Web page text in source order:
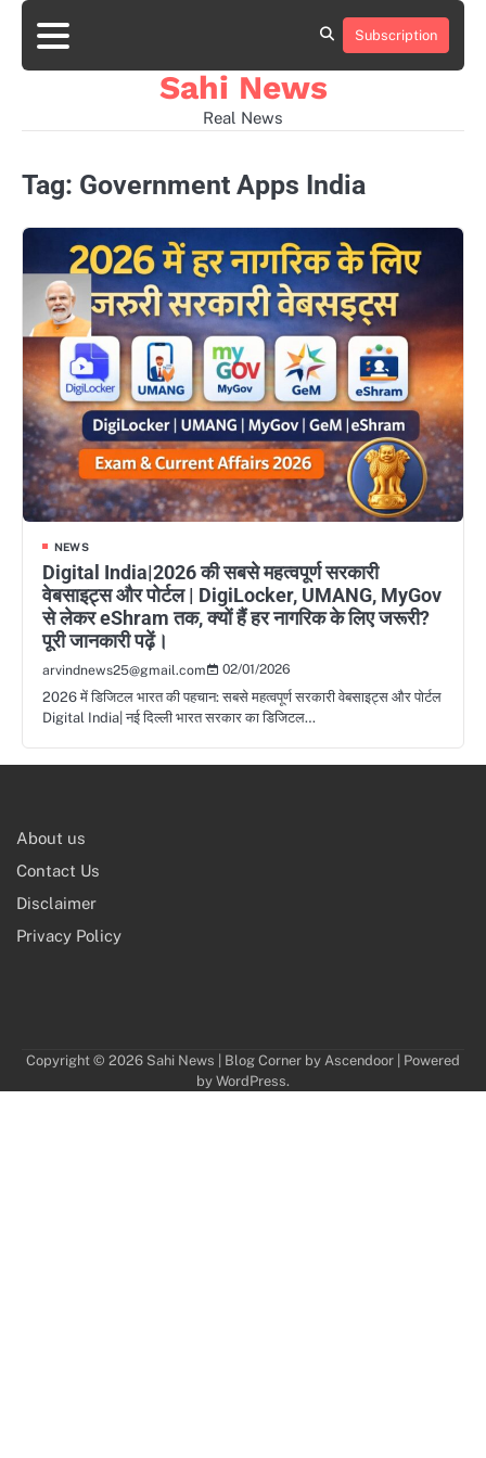
Skip
content
Home
news
viral
sports
desi
Subscription
Sahi News
Real News
Tag: Government Apps India
NEWS
Digital India|2026 की सबसे महत्वपूर्ण सरकारी
वेबसाइट्स और पोर्टल | DigiLocker, UMANG, MyGov
से लेकर eShram तक, क्यों हैं हर नागरिक के लिए जरूरी?
पूरी जानकारी पढ़ें।
arvindnews25@gmail.com
02/01/2026
2026 में डिजिटल भारत की पहचान: सबसे महत्वपूर्ण सरकारी वेबसाइट्स और पोर्टल
Digital India| नई दिल्ली भारत सरकार का डिजिटल…
About us
Contact Us
Disclaimer
Privacy Policy
Copyright © 2026 Sahi News | Blog Corner by Ascendoor | Powered
by WordPress.